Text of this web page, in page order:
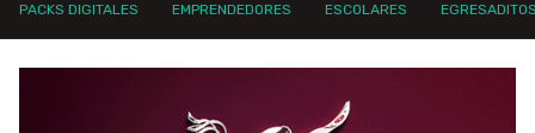
PACKS DIGITALES EMPRENDEDORES ESCOLARES